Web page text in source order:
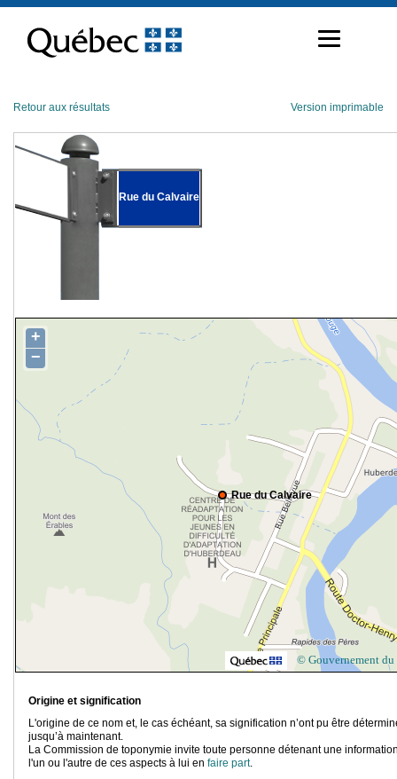
contenu
Retour aux résultats Version imprimable
Rue du Calvaire
Rue du Calvaire
+
−
© Gouvernement du
Origine et signification
L'origine de ce nom et, le cas échéant, sa signification n’ont pu être
jusqu’à maintenant.
La Commission de toponymie invite toute personne détenant une
l'un ou l'autre de ces aspects à lui en faire part.